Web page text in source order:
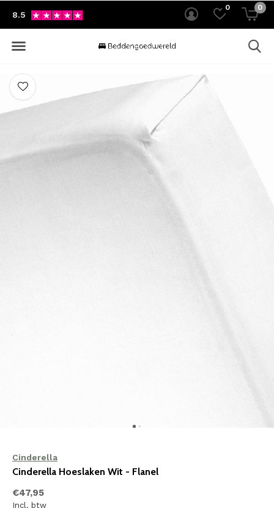
0 0
8.5
Cinderella
Cinderella Hoeslaken Wit - Flanel
€47,95
Incl. btw